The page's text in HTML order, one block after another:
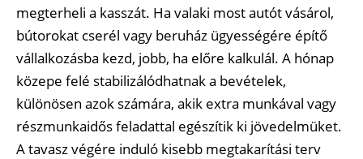
megterheli a kasszát. Ha valaki most autót vásárol,
bútorokat cserél vagy beruház ügyességére építő
vállalkozásba kezd, jobb, ha előre kalkulál. A hónap
közepe felé stabilizálódhatnak a bevételek,
különösen azok számára, akik extra munkával vagy
részmunkaidős feladattal egészítik ki jövedelmüket.
A tavasz végére induló kisebb megtakarítási terv